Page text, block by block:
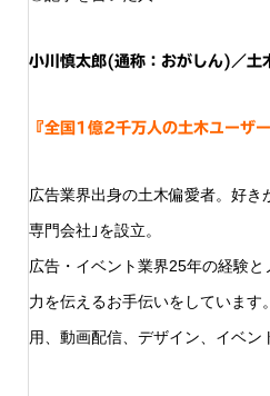
小川慎太郎(通称：おがしん)／土
『全国1億2千万人の土木ユーザ
広告業界出身の土木偏愛者。好き
専門会社｣を設立。
広告・イベント業界25年の経験
力を伝えるお手伝いをしています
用、動画配信、デザイン、イベン